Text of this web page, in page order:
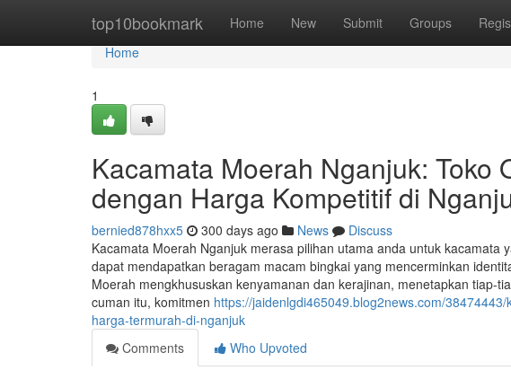
top10bookmark Home New Submit Groups
Home
Home
1
Kacamata Moerah Nganjuk: Toko
dengan Harga Kompetitif di
bernied878hxx5 300 days ago News
Discuss
Kacamata Moerah Nganjuk merasa pilihan utama anda untuk
dapat mendapatkan beragam macam bingkai yang mencerminkan
Moerah mengkhususkan kenyamanan dan kerajinan, menetapkan tiap-
cuman itu, komitmen https://jaidenlgdi465049.blog2news.com/
harga-termurah-di-nganjuk
Comments
Who Upvoted